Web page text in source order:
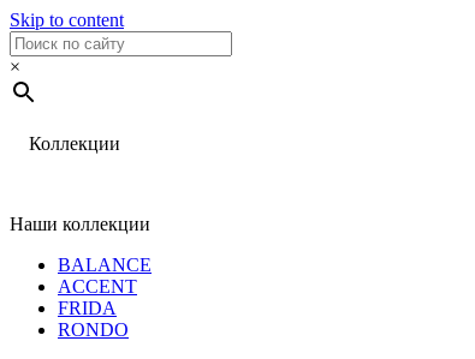
Skip to content
×
Коллекции
Наши коллекции
BALANCE
ACCENT
FRIDA
RONDO